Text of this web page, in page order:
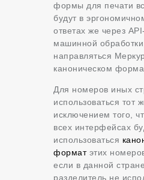
формы для печати
будут в
ответах же через
машинной
направляться
каноническом
Для номеров иных
использоваться тот
исключением того,
всех интерфейсах
использоваться
форматэтих
если в данной
разделитель не